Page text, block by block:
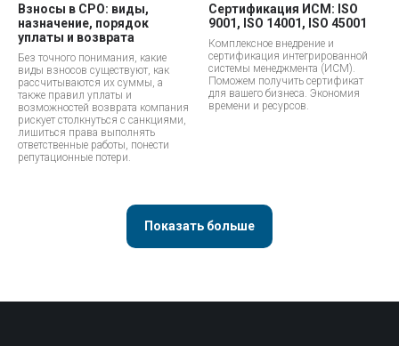
Взносы в СРО: виды,
назначение, порядок
уплаты и возврата
Без точного понимания, какие
виды взносов существуют, как
рассчитываются их суммы, а
также правил уплаты и
возможностей возврата компания
рискует столкнуться с санкциями,
лишиться права выполнять
ответственные работы, понести
репутационные потери.
Сертификация ИСМ: ISO
9001, ISO 14001, ISO 45001
Комплексное внедрение и
сертификация интегрированной
системы менеджмента (ИСМ).
Поможем получить сертификат
для вашего бизнеса. Экономия
времени и ресурсов.
Показать больше